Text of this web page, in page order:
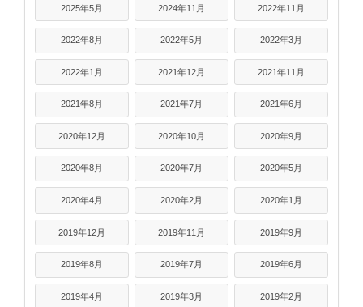
2025年5月 2024年11月 2022年11月
2022年8月 2022年5月 2022年3月
2022年1月 2021年12月 2021年11月
2021年8月 2021年7月 2021年6月
2020年12月 2020年10月 2020年9月
2020年8月 2020年7月 2020年5月
2020年4月 2020年2月 2020年1月
2019年12月 2019年11月 2019年9月
2019年8月 2019年7月 2019年6月
2019年4月 2019年3月 2019年2月